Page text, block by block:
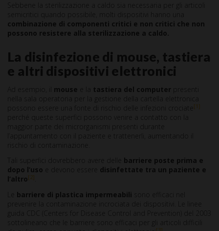
Sebbene la sterilizzazione a caldo sia necessaria per gli articoli
semicritici quando possibile, molti dispositivi hanno una
combinazione di componenti critici e non critici che non
possono resistere alla sterilizzazione a caldo.
La disinfezione di mouse, tastiera
e altri dispositivi elettronici
mouse tastiera del computer presenti
nella sala operatoria per la gestione della cartella elettronica
possono essere una fonte di rischio delle infezioni crociate
[1]
perché queste superfici possono venire a contatto con la
maggior parte dei microrganismi presenti durante
l’appuntamento con il paziente e trattenerli, aumentando il
rischio di contaminazione.
Tali superfici dovrebbero avere delle barriere poste prima e
dopo l’uso
disinfettate tra un paziente e
l’altro[2]
barriere di plastica impermeabili
prevenire la contaminazione incrociata dei dispositivi. Le linee
guida CDC (Centers for Disease Control and Prevention) del 2003
sottolineano che le barriere sono efficaci per gli articoli difficili